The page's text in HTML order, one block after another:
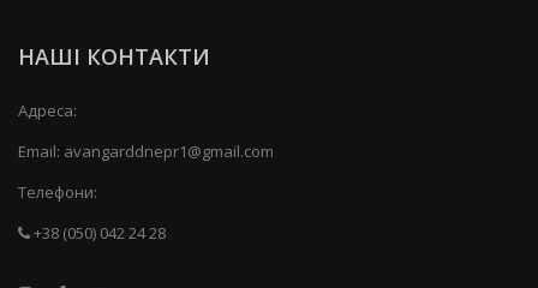
НАШІ КОНТАКТИ
Адреса:
Email: avangarddnepr1@gmail.com
Телефони:
+38 (050) 042 24 28